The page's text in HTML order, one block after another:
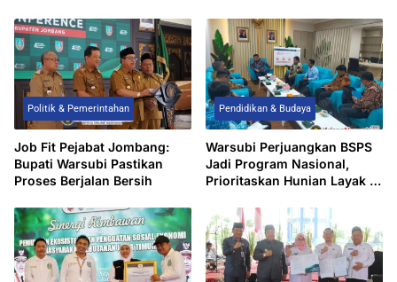
2026/2027
Politik & Pemerintahan
Job Fit Pejabat Jombang:
Bupati Warsubi Pastikan
Proses Berjalan Bersih
Pendidikan & Budaya
Warsubi Perjuangkan BSPS
Jadi Program Nasional,
Prioritaskan Hunian Layak di